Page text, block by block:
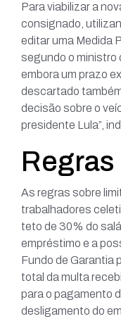
Para viabilizar a
consignado,
editar uma Medida
segundo o ministro
embora um prazo
descartado também
decisão sobre o
presidente Lula”,
Regras
As regras sobre
trabalhadores
teto de 30% do
empréstimo e a
Fundo de Garantia
total da multa
para o pagamento
desligamento do